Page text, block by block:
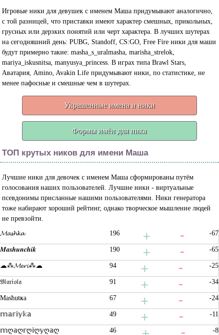
Игровые ники для девушек с именем Маша придумывают аналогично,
с той разницей, что приставки имеют характер смешных, прикольных,
грусных или дерзких понятий или черт характера. В лучших шутерах
на сегодняшний день: PUBG, Standoff, CS:GO, Free Fire ники для маши
будут примерно такие: masha_s_uralmasha, marisha_strelok,
mariya_iskusnitsa, manyusya_princess. В играх типа Brawl Stars,
Аватария, Amino, Avakin Life придумывают ники, по статистике, не
менее пафосные и смешные чем в шутерах.
Украшенные имена и ники
Формы имён для ника
ТОП крутых ников для имени Маша
Лучшие ники для девочек с именем Маша сформированы путём
голосования наших пользователей. Лучшие ники - виртуальные
псевдонимы присланные нашими пользователями. Ники генератора
тоже набирают хороший рейтинг, однако творческое мышление людей
не превзойти.
𝓜𝓪𝓼𝓱𝓴𝓪
196 -67
𝑴𝒂𝒔𝒉𝒖𝒏𝒄𝒉𝒊𝒌 190 -65
☁⁂𝓜𝓮𝓻𝓲⁂☁ 94 -25
𝔐𝔞𝔯𝔦𝔬𝔩𝔞 91 -34
Masħuŧҝa 67 -24
𝕞𝕒𝕣𝕚𝕪𝕜𝕒 49 -11
𝕞ღ𝕒ღ𝕣ღ𝕚ღ𝕪ღ𝕒ღ 46 -8